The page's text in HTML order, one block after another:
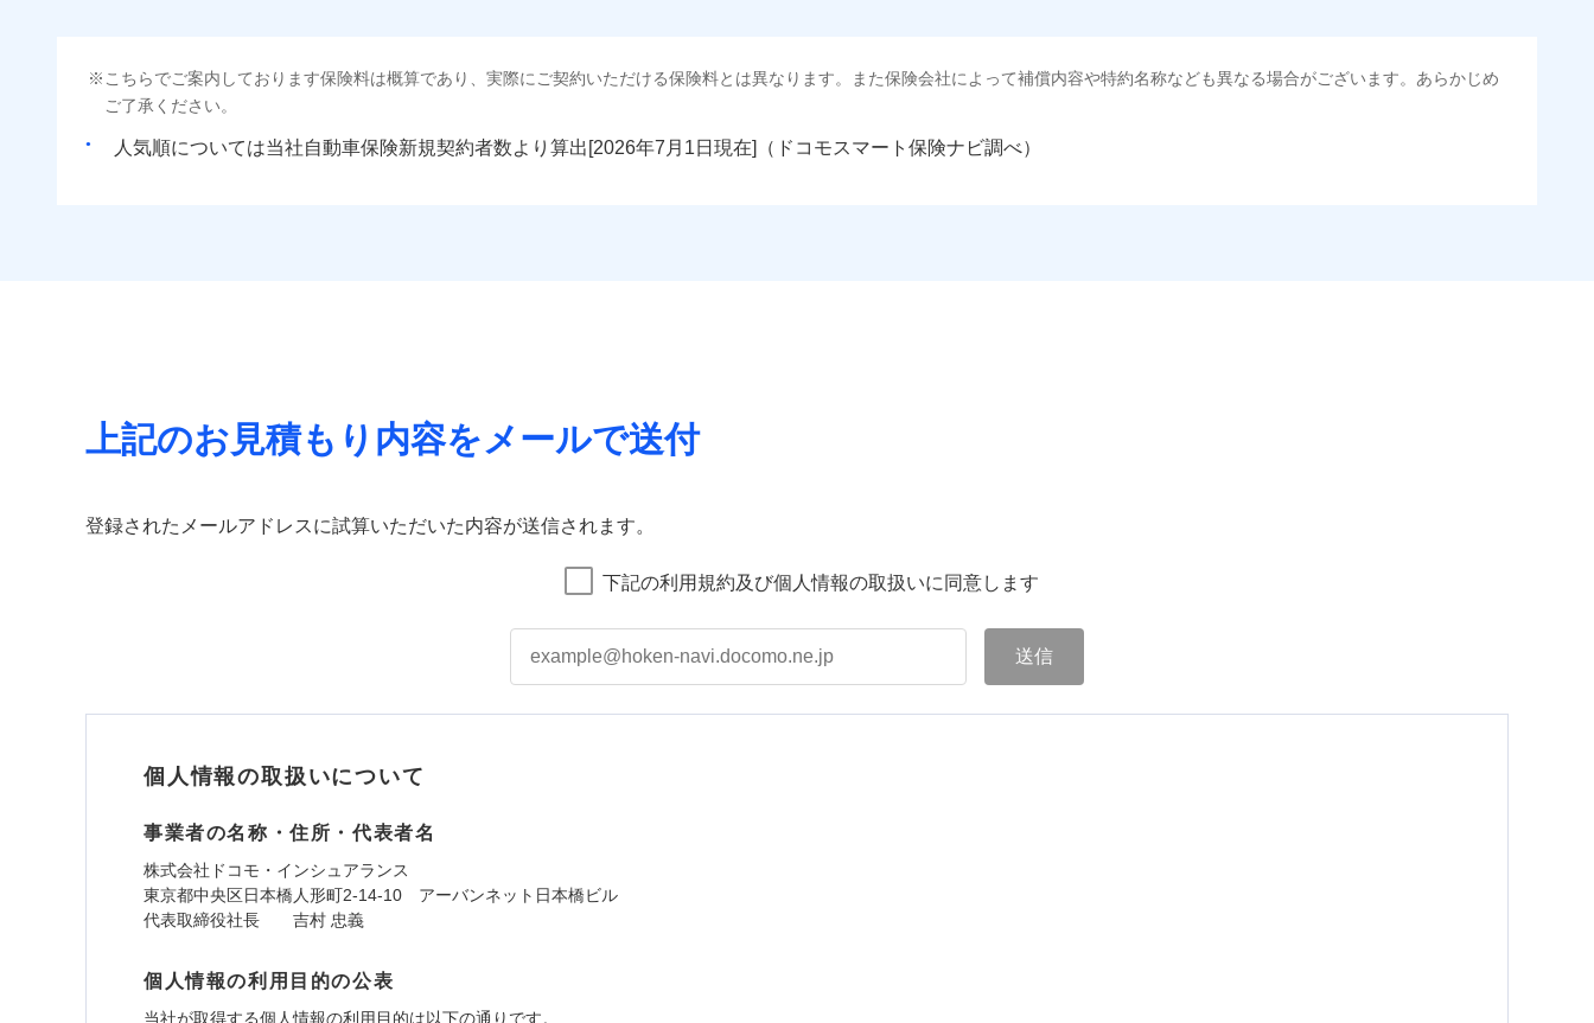
こちらでご案内しております保険料は概算であり、実際にご契約いただける保険料とは異なります。また保険会社によって補償内容や特約名称なども異なる場合がございます。あらかじめ
ご了承ください。
人気順については当社 新規契約者数より算出[ 年 月 日現在]（ドコモスマート保険ナビ調べ）
上記のお見積もり内容をメールで送付
登録されたメールアドレスに試算いただいた内容が送信されます。
下記の利用規約及び個人情報の取扱いに同意します
個人情報の取扱いについて
事業者の名称・住所・代表者名
株式会社ドコモ・インシュアランス
東京都中央区日本橋人形町2-14-10 アーバンネット日本橋ビル
代表取締役社長 吉村 忠義
個人情報の利用目的の公表
当社が取得する個人情報の利用目的は以下の通りです。